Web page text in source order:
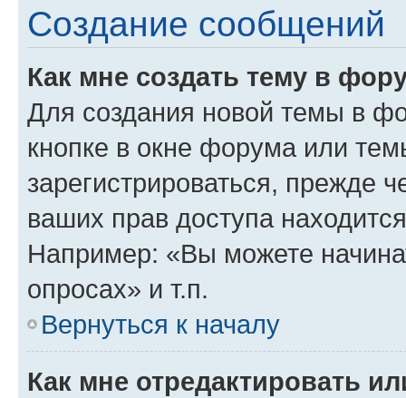
Создание сообщений
Как мне создать тему в
Для создания новой темы в
кнопке в окне форума или
зарегистрироваться, прежде
ваших прав доступа
Например: «Вы можете
опросах» и т.п.
Вернуться к началу
Как мне отредактировать